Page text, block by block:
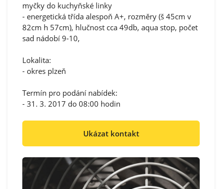
myčky do kuchyňské linky
- energetická třída alespoň A+, rozměry (š 45cm v
82cm h 57cm), hlučnost cca 49db, aqua stop, počet
sad nádobí 9-10,
Lokalita:
- okres plzeň
Termín pro podání nabídek:
- 31. 3. 2017 do 08:00 hodin
Ukázat kontakt